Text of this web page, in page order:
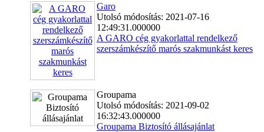
Garo
Utolsó módosítás: 2021-07-16
12:49:31.000000
A GARO cég gyakorlattal rendelkező
szerszámkészítő marós szakmunkást keres
Groupama
Utolsó módosítás: 2021-09-02
16:32:43.000000
Groupama Biztosító állásajánlat